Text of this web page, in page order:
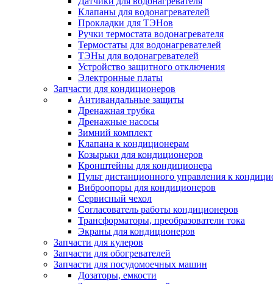
Клапаны для водонагревателей
Прокладки для ТЭНов
Ручки термостата водонагревателя
Термостаты для водонагревателей
ТЭНы для водонагревателей
Устройство защитного отключения
Электронные платы
Запчасти для кондиционеров
Антивандальные защиты
Дренажная трубка
Дренажные насосы
Зимний комплект
Клапана к кондиционерам
Козырьки для кондиционеров
Кронштейны для кондиционера
Пульт дистанционного управления к
Виброопоры для кондиционеров
Сервисный чехол
Согласователь работы кондиционеров
Трансформаторы, преобразователи тока
Экраны для кондиционеров
Запчасти для кулеров
Запчасти для обогревателей
Запчасти для посудомоечных машин
Дозаторы, емкости